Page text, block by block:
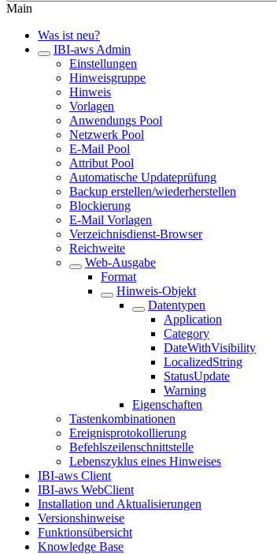
Main
Was ist neu?
IBI-aws Admin
Einstellungen
Hinweisgruppe
Hinweis
Vorlagen
Anwendungs Pool
Netzwerk Pool
E-Mail Pool
Attribut Pool
Automatische Updateprüfung
Backup erstellen/wiederherstellen
Blockierung
E-Mail Vorlagen
Verzeichnisdienst-Browser
Reichweite
Web-Ausgabe
Format
Hinweis-Objekt
Datentypen
Application
Category
DateWithVisibility
LocalizedString
StatusUpdate
Warning
Eigenschaften
Tastenkombinationen
Ereignisprotokollierung
Befehlszeilenschnittstelle
Lebenszyklus eines Hinweises
IBI-aws Client
IBI-aws WebClient
Installation und Aktualisierungen
Versionshinweise
Funktionsübersicht
Knowledge Base